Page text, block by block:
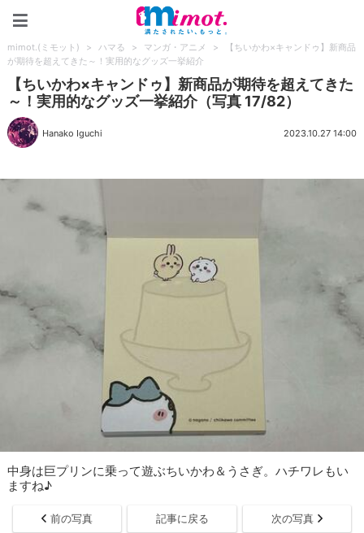
mimot.(ミモット) > ハマる > マンガ・アニメ >
【ちいかわ×キャンドゥ】新商品
が期待を超えてきた～！実用的なグッズ一挙紹介
【ちいかわ×キャンドゥ】新商品が期待を超えてきた
～！実用的なグッズ一挙紹介（写真 17/82）
Hanako Iguchi 2023.10.27 14:00
中身は巨プリンに乗って遊ぶちいかわ＆うさぎ。ハチワレもい
ますね♪
前の写真 記事に戻る 次の写真